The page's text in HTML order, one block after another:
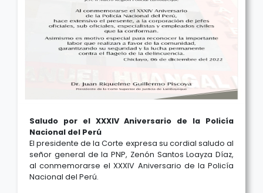
Saludo por el XXXIV Aniversario de la Policía
Nacional del Perú
El presidente de la Corte expresa su cordial saludo al
señor general de la PNP, Zenón Santos Loayza Díaz,
al conmemorarse el XXXIV Aniversario de la Policía
Nacional del Perú.